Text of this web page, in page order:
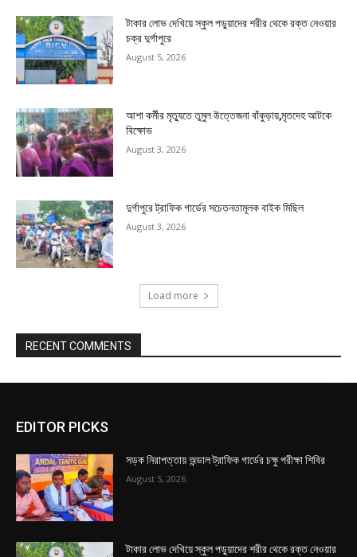
টাকার লোভ দেখিয়ে স্কুল পড়ুয়াদের শরীর থেকে রক্ত নেওয়ার
চক্র দুর্গাপুরে
August 5, 2026
আশা কর্মীর মৃত্যুতে তুমুল উত্তেজনা বাঁকুড়ায়,মৃতদেহ আটকে
বিক্ষোভ
August 3, 2026
দুর্গাপুরে ট্রাফিক গার্ডের সচেতনতামূলক বাইক মিছিল
August 3, 2026
Load more
RECENT COMMENTS
EDITOR PICKS
সড়ক নিরাপত্তায় অন্ডাল ট্রাফিক গার্ডের চক্ষু পরীক্ষা শিবির
August 5, 2026
টাকার লোভ দেখিয়ে স্কুল পড়ুয়াদের শরীর থেকে রক্ত নেওয়ার